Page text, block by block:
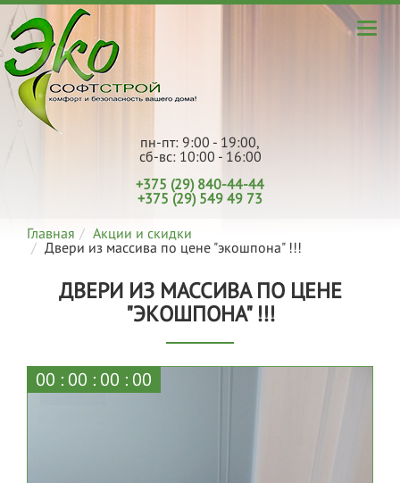
пн-пт: 9:00 - 19:00,
сб-вс: 10:00 - 16:00
+375 (29) 840-44-44
+375 (29) 549 49 73
Главная
Акции и скидки
Двери из массива по цене "экошпона" !!!
ДВЕРИ ИЗ МАССИВА ПО ЦЕНЕ
"ЭКОШПОНА" !!!
00 : 00 : 00 : 00